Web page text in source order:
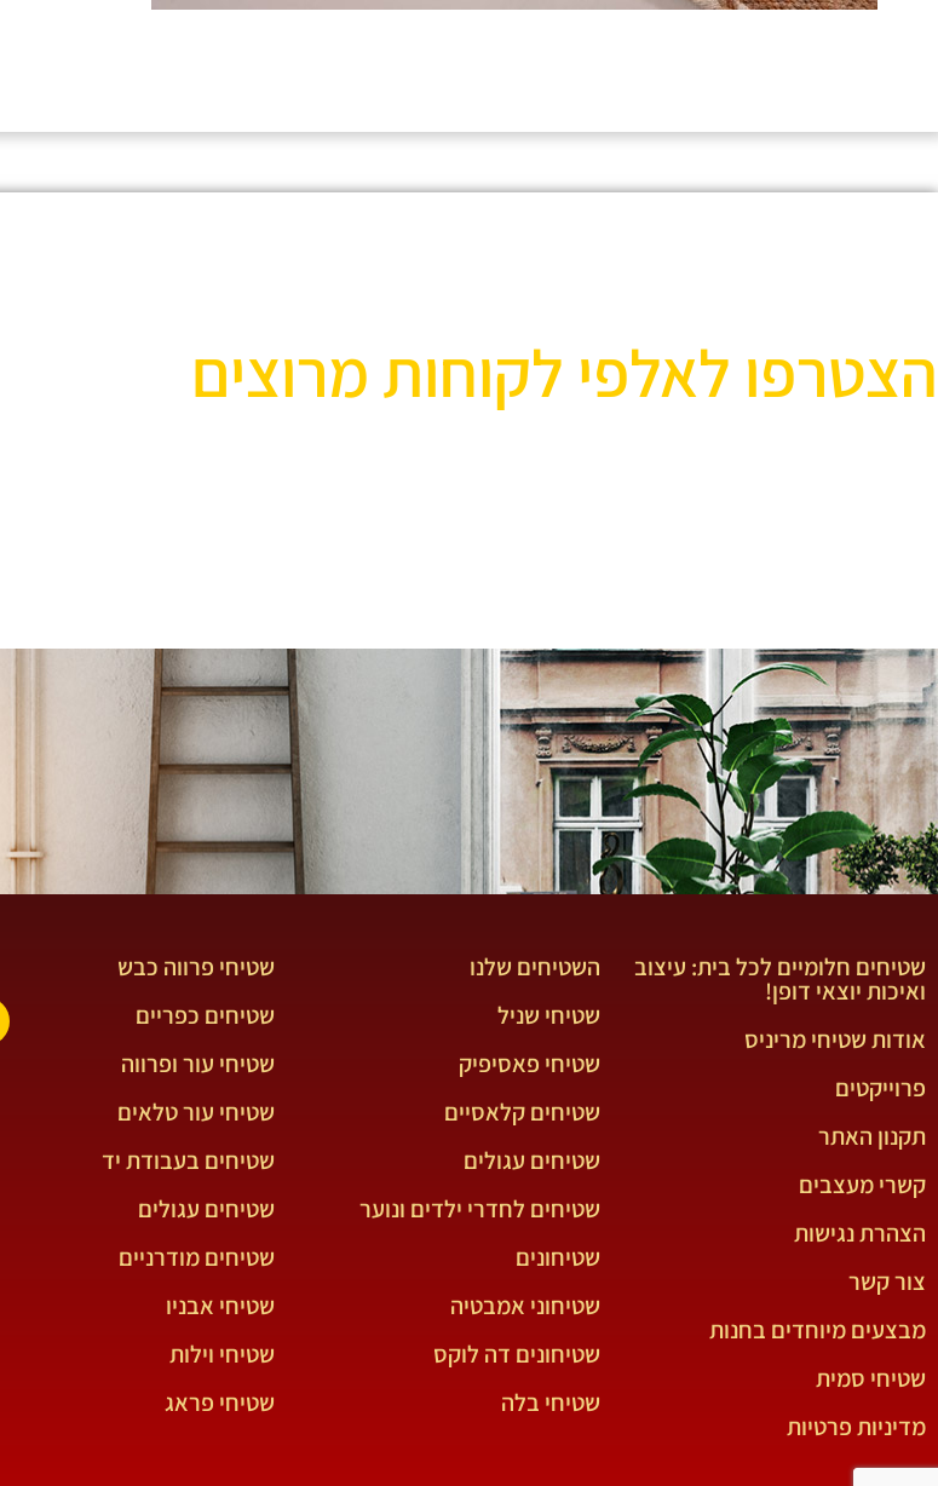
הצטרפו לאלפי לקוחות מרוצים
שטיחים חלומיים לכל בית: עיצוב
ואיכות יוצאי דופן!
אודות שטיחי מריניס
פרוייקטים
תקנון האתר
קשרי מעצבים
הצהרת נגישות
צור קשר
מבצעים מיוחדים בחנות
שטיחי סמית
מדיניות פרטיות
השטיחים שלנו
שטיחי שניל
שטיחי פאסיפיק
שטיחים קלאסיים
שטיחים עגולים
שטיחים לחדרי ילדים ונוער
שטיחונים
שטיחוני אמבטיה
שטיחונים דה לוקס
שטיחי בלה
שטיחי פרווה כבש
שטיחים כפריים
שטיחי עור ופרווה
שטיחי עור טלאים
שטיחים בעבודת יד
שטיחים עגולים
שטיחים מודרניים
שטיחי אבניו
שטיחי וילות
שטיחי פראג